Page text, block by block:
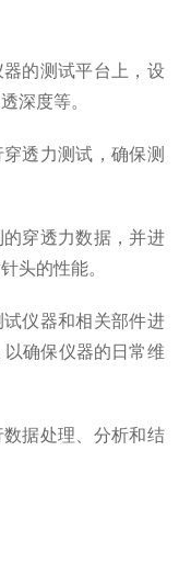
的测试平台上，设
深度等。
透力测试，确保测
穿透力数据，并进
头的性能。
仪器和相关部件进
确保仪器的日常维
据处理、分析和结